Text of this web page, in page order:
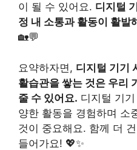
이 될 수 있어요. 디지털
정 내 소통과 활동이 활발
🏡💬
요약하자면, 디지털 기기
활습관을 쌓는 것은 우리
줄 수 있어요. 디지털 기
양한 활동을 경험하며 소
것이 중요해요. 함께 더
들어가요! 💖✨